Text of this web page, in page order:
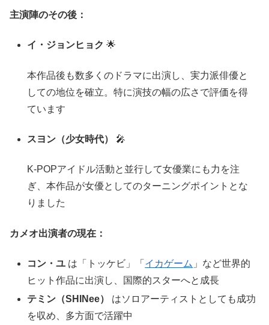
主演陣のその後：
イ・ジョンヒョク 🌟
本作品後も数多くのドラマに出演し、実力派俳優と
しての地位を確立。特に演技の幅の広さで評価を得
ています
スヨン（少女時代） 🎤
K-POPアイドル活動と並行して女優業にも力を注
ぎ、本作品が女優としてのターニングポイントとな
りました
カメオ出演者の現在：
コン・ユ は「トッケビ」「 イカゲーム 」など世界的
ヒット作品に出演し、国際的スターへと成長
テミン（SHINee）
はソロアーティストとしても成功
を収め、多方面で活躍中